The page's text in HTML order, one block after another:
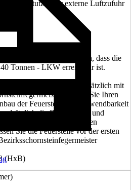
für externe Luftzufuhr
Kunden sichergestellt sein, dass die
Tonnen - LKW erreichbar ist.
einer Feuerstelle grundsätzlich mit
Lassen Sie Ihren
der Feuerstelle auf Verwendbarkeit
die Bedienungs- und
Sie die erforderlichen
Sie die Feuerstelle vor der ersten
(HxB)